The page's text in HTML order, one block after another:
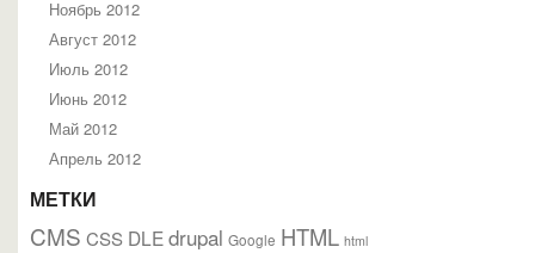
Ноябрь 2012
Август 2012
Июль 2012
Июнь 2012
Май 2012
Апрель 2012
МЕТКИ
CMS CSS DLEdrupal Google HTML html